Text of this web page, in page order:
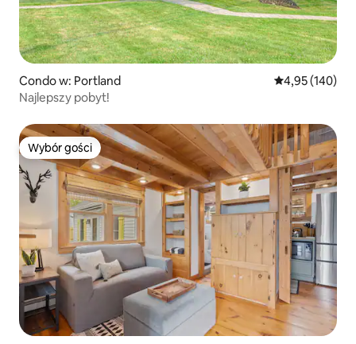
Condo w: Portland Średnia
4,95 (140)
Najlepszy pobyt!
Wybór gości
Wybór gości